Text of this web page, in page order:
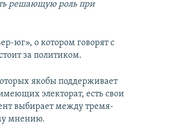
решающую роль при
юг», о котором говорят с
за политиком.
якобы поддерживает
электорат, есть свои
выбирает между тремя-
мнению.